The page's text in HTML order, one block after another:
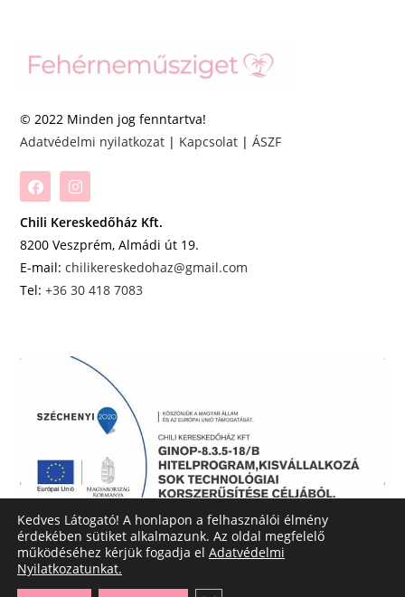
© 2022 Minden jog fenntartva!
Adatvédelmi nyilatkozat | Kapcsolat |ÁSZF
Chili Kereskedőház Kft.
8200 Veszprém, Almádi út 19.
E-mail:chilikereskedohaz@gmail.com
Tel:+36 30 418 7083
Kedves Látogató! A honlapon a felhasználói élmény
érdekében sütiket alkalmazunk. Az oldal megfelelő
működéséhez kérjük fogadja el Adatvédelmi
Nyilatkozatunkat.